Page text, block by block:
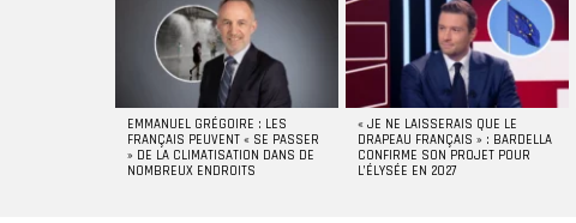
STORIES
EMMANUEL GRÉGOIRE : LES
FRANÇAIS PEUVENT « SE PASSER
» DE LA CLIMATISATION DANS DE
NOMBREUX ENDROITS
« JE NE LAISSERAIS QUE LE
DRAPEAU FRANÇAIS » : BARDELLA
CONFIRME SON PROJET POUR
L’ÉLYSÉE EN 2027